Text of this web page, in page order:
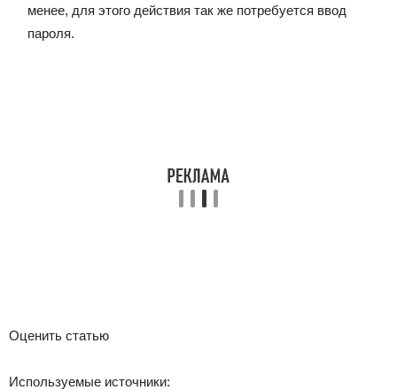
менее, для этого действия так же потребуется ввод
пароля.
Оценить статью
Используемые источники: